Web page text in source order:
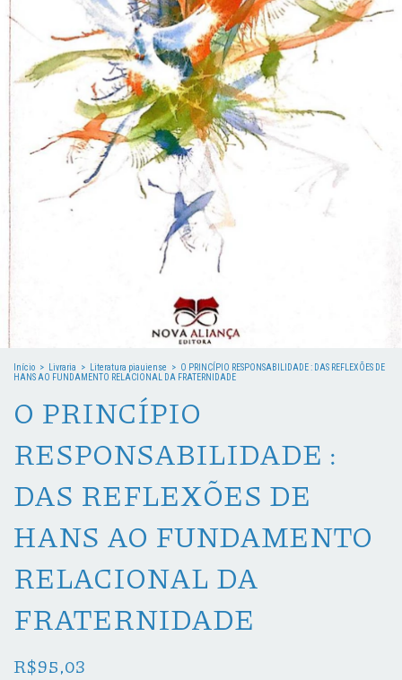
Início > Livraria > Literatura piauiense > O PRINCÍPIO RESPONSABILIDADE : DAS REFLEXÕES DE
HANS AO FUNDAMENTO RELACIONAL DA FRATERNIDADE
O PRINCÍPIO
RESPONSABILIDADE :
DAS REFLEXÕES DE
HANS AO FUNDAMENTO
RELACIONAL DA
FRATERNIDADE
R$95,03